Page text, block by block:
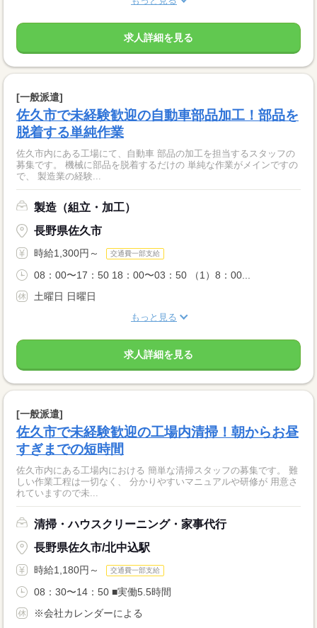
求人詳細を見る
[一般派遣]
佐久市で未経験歓迎の自動車部品加工！部品を
脱着する単純作業
佐久市内にある工場にて、自動車 部品の加工を担当するスタッフの
募集です。 機械に部品を脱着するだけの 単純な作業がメインですの
で、 製造業の経験...
製造（組立・加工）
長野県佐久市
時給1,300円～ 交通費一部支給
08：00〜17：50 18：00〜03：50 （1）8：00...
土曜日 日曜日
もっと見る
求人詳細を見る
[一般派遣]
佐久市で未経験歓迎の工場内清掃！朝からお昼
すぎまでの短時間
佐久市内にある工場内における 簡単な清掃スタッフの募集です。 難
しい作業工程は一切なく、 分かりやすいマニュアルや研修が 用意さ
れていますので未...
清掃・ハウスクリーニング・家事代行
長野県佐久市/北中込駅
時給1,180円～ 交通費一部支給
08：30〜14：50 ■実働5.5時間
※会社カレンダーによる